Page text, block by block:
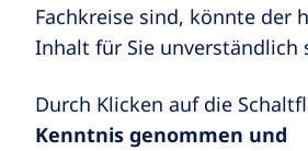
Fachkreise sind, könnte der
Inhalt für Sie unverständlich
Durch Klicken auf die
Kenntnis genommen und